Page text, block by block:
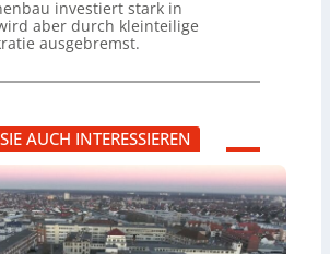
investiert stark in
aber durch kleinteilige
ausgebremst.
AUCH INTERESSIEREN